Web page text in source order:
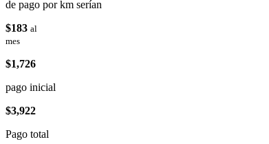
de pago por km serían
$183 al
mes
$1,726
pago inicial
$3,922
Pago total